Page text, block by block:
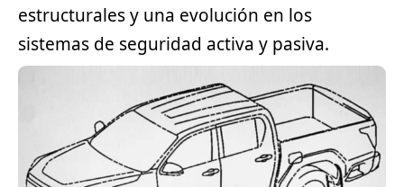
estructurales y una evolución en los
sistemas de seguridad activa y pasiva.